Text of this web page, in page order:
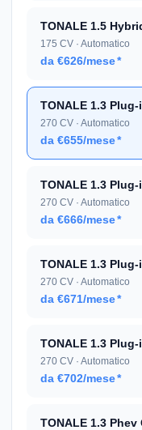
TONALE 1.5
175 CV · Automatico
da €626/mese*
TONALE 1.3
270 CV · Automatico
da €655/mese*
TONALE 1.3
270 CV · Automatico
da €666/mese*
TONALE 1.3
270 CV · Automatico
da €671/mese*
TONALE 1.3
270 CV · Automatico
da €702/mese*
TONALE 1.3